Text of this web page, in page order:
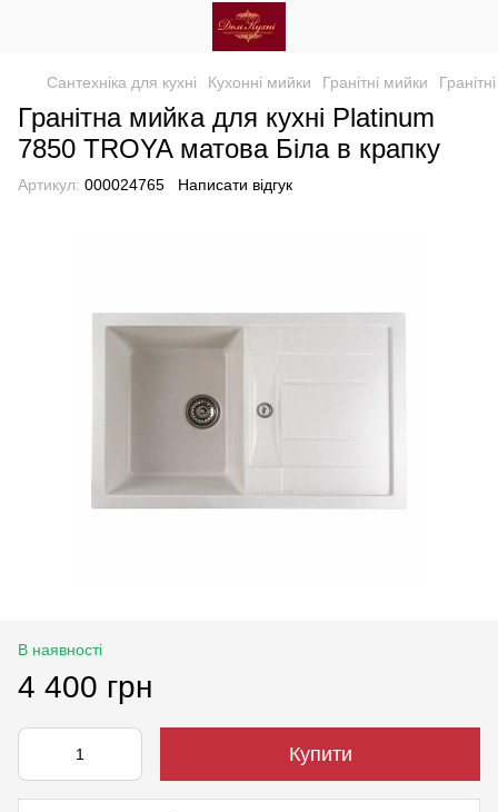
Сантехніка для кухні Кухонні мийки Гранітні мийки
Гранітна мийка для кухні Platinum
7850 TROYA матова Біла в крапку
Артикул: 000024765 Написати відгук
В наявності
4 400 грн
Купити